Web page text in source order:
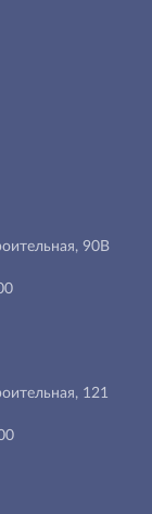
90B
121